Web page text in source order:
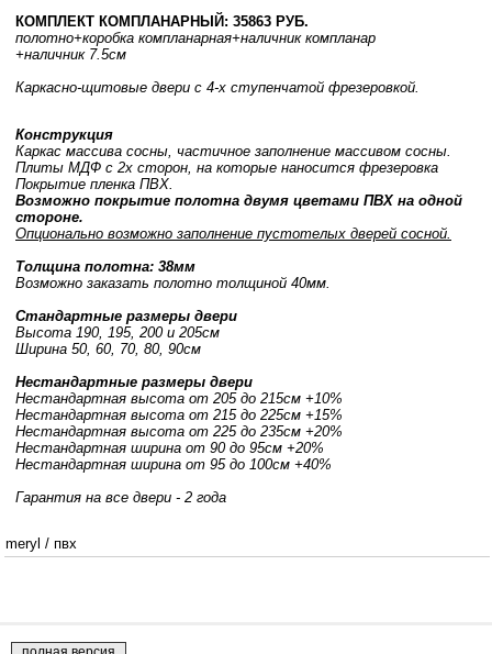
КОМПЛЕКТ КОМПЛАНАРНЫЙ: 35863 РУБ.
полотно+коробка компланарная+наличник компланар
+наличник 7.5см
Каркасно-щитовые двери с 4-х ступенчатой фрезеровкой.
Конструкция
Каркас массива сосны, частичное заполнение массивом сосны.
Плиты МДФ с 2х сторон, на которые наносится фрезеровка
Покрытие пленка ПВХ.
Возможно покрытие полотна двумя цветами ПВХ на одной
стороне.
Опционально возможно заполнение пустотелых дверей сосной.
Толщина полотна: 38мм
Возможно заказать полотно толщиной 40мм.
Стандартные размеры двери
Высота 190, 195, 200 и 205см
Ширина 50, 60, 70, 80, 90см
Нестандартные размеры двери
Нестандартная высота от 205 до 215см +10%
Нестандартная высота от 215 до 225см +15%
Нестандартная высота от 225 до 235см +20%
Нестандартная ширина от 90 до 95см +20%
Нестандартная ширина от 95 до 100см +40%
Гарантия на все двери - 2 года
meryl / пвх